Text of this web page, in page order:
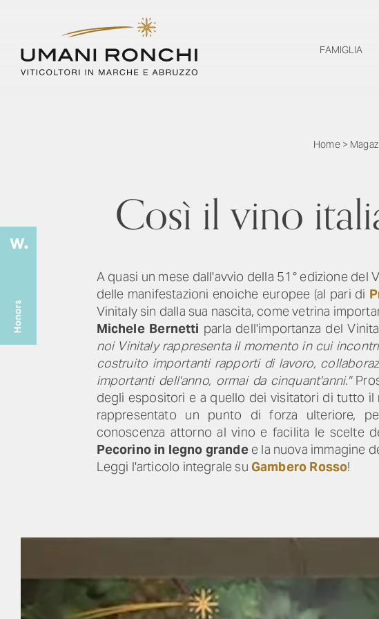
FAMIGLIA
Home>
Così il vino
A quasi un mese dall'avvio della 51° edizione del
delle manifestazioni enoiche europee (al pari di
Vinitaly sin dalla sua nascita, come vetrina
Michele Bernetti parla dell'importanza del
noi Vinitaly rappresenta il momento in cui
costruito importanti rapporti di lavoro,
importanti dell'anno, ormai da cinquant'anni."
degli espositori e a quello dei visitatori di tutto il
rappresentato un punto di forza ulteriore,
conoscenza attorno al vino e facilita le scelte
Pecorino in legno grande e la nuova immagine
Leggi l'articolo integrale su Gambero Rosso!